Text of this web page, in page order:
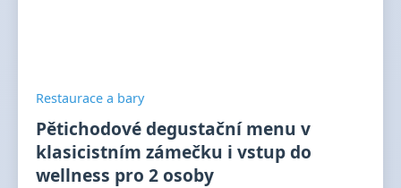
Restaurace a bary
Pětichodové degustační menu v
klasicistním zámečku i vstup do
wellness pro 2 osoby